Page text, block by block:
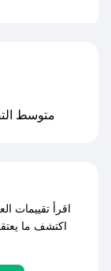
مع صحصح،
متوسط التقييم: 5.0 من 5 نجوم
اقرأ تقييمات
اكتشف ما